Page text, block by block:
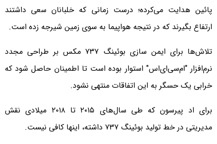
پائین هدایت می‌کرده؛ درست زمانی که خلبانان سعی داشتند
ارتفاع بگیرند که در نتیجه هواپیما به سوی زمین شیرجه زده است.
تلاش‌ها برای ایمن سازی بوئینگ ۷۳۷ مکس بر طراحی مجدد
نرم‌افزار "ام‌سی‌ای‌اس" استوار بوده است تا اطمینان حاصل شود که
خرابی یک حسگر به این اتفاقات منتهی نشود.
برای اد پیرسون که طی سال‌های ۲۰۱۵ تا ۲۰۱۸ میلادی نقش
مدیریتی در خط تولید بوئینگ ۷۳۷ داشته، اینها کافی نیست.